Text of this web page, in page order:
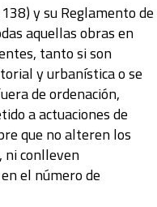
y su Reglamento de
aquellas obras en
tanto si son
y urbanística o se
de ordenación,
a actuaciones de
que no alteren los
ni conlleven
el número de